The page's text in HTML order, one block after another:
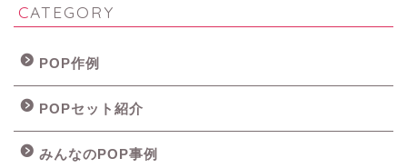
CATEGORY
POP作例
POPセット紹介
みんなのPOP事例